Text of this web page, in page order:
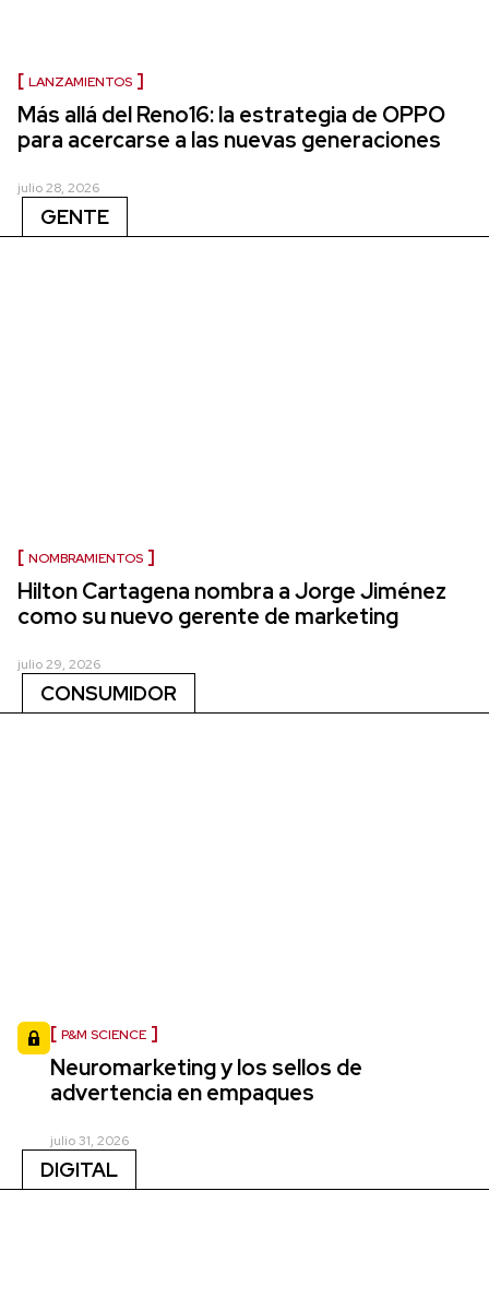
LANZAMIENTOS
Más allá del Reno16: la estrategia de OPPO
para acercarse a las nuevas generaciones
julio 28, 2026
GENTE
NOMBRAMIENTOS
Hilton Cartagena nombra a Jorge Jiménez
como su nuevo gerente de marketing
julio 29, 2026
CONSUMIDOR
P&M SCIENCE
Neuromarketing y los sellos de
advertencia en empaques
julio 31, 2026
DIGITAL